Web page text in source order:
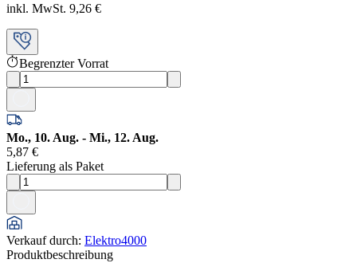
inkl. MwSt. 9,26 €
Begrenzter Vorrat
Mo., 10. Aug. - Mi., 12. Aug.
5,87 €
Lieferung als Paket
Verkauf durch: Elektro4000
Produktbeschreibung